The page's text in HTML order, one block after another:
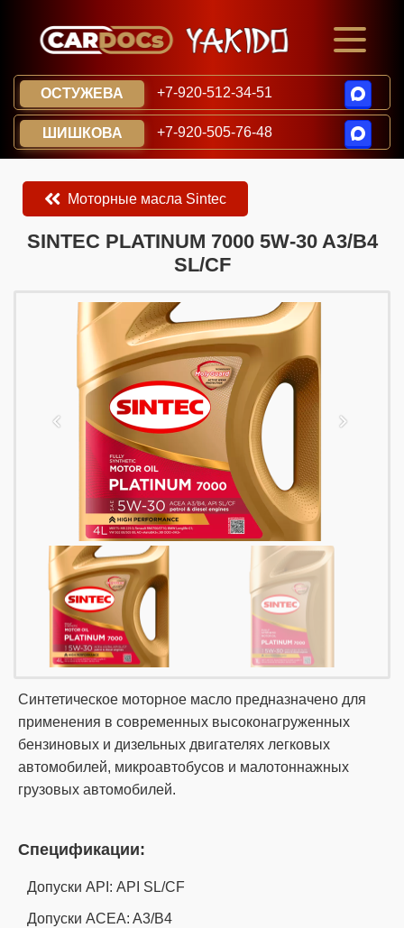
ОСТУЖЕВА +7-920-512-34-51
ШИШКОВА +7-920-505-76-48
Моторные масла Sintec
​​​​SINTEC PLATINUM 7000 5W-30 A3/B4
SL/CF
Cинтетическое моторное масло предназначено для
применения в современных высоконагруженных
бензиновых и дизельных двигателях легковых
автомобилей, микроавтобусов и малотоннажных
грузовых автомобилей.
Спецификации:
Допуски API: API SL/CF
Допуски ACEA: A3/B4